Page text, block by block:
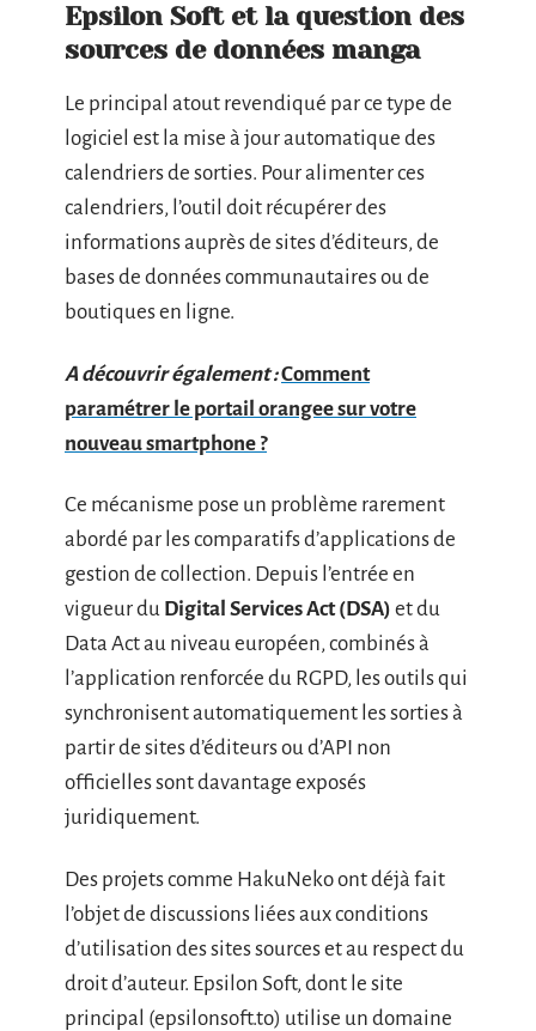
Epsilon Soft et la question des
sources de données manga
Le principal atout revendiqué par ce type de
logiciel est la mise à jour automatique des
calendriers de sorties. Pour alimenter ces
calendriers, l’outil doit récupérer des
informations auprès de sites d’éditeurs, de
bases de données communautaires ou de
boutiques en ligne.
A découvrir également :Comment
paramétrer le portail orangee sur votre
nouveau smartphone ?
Ce mécanisme pose un problème rarement
abordé par les comparatifs d’applications de
gestion de collection. Depuis l’entrée en
vigueur du Digital Services Act (DSA) et du
Data Act au niveau européen, combinés à
l’application renforcée du RGPD, les outils qui
synchronisent automatiquement les sorties à
partir de sites d’éditeurs ou d’API non
officielles sont davantage exposés
juridiquement.
Des projets comme HakuNeko ont déjà fait
l’objet de discussions liées aux conditions
d’utilisation des sites sources et au respect du
droit d’auteur. Epsilon Soft, dont le site
principal (epsilonsoft.to) utilise un domaine